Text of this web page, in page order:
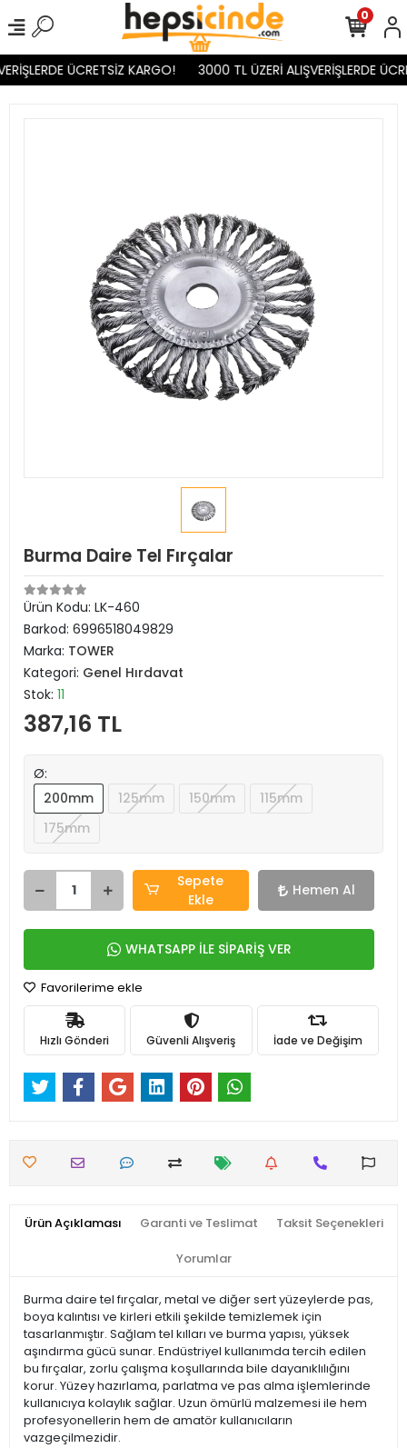
ÜCRETSİZ KARGO! 3000 TL ÜZERİ ALIŞVERİŞLERDE
0
Burma Daire Tel Fırçalar
Ürün Kodu: LK-460
Barkod: 6996518049829
Marka: TOWER
Kategori: Genel Hırdavat
Stok: 11
387,16 TL
Ø:
200mm
125mm 150mm
115mm
175mm
Sepete
Ekle
Hemen Al
WHATSAPP İLE SİPARİŞ VER
Favorilerime ekle
Hızlı Gönderi Güvenli Alışveriş İade ve Değişim
Ürün Açıklaması Garanti ve Teslimat Taksit Seçenekleri
Yorumlar
Burma daire tel fırçalar, metal ve diğer sert yüzeylerde pas,
boya kalıntısı ve kirleri etkili şekilde temizlemek için
tasarlanmıştır. Sağlam tel kılları ve burma yapısı, yüksek
aşındırma gücü sunar. Endüstriyel kullanımda tercih edilen
bu fırçalar, zorlu çalışma koşullarında bile dayanıklılığını
korur. Yüzey hazırlama, parlatma ve pas alma işlemlerinde
kullanıcıya kolaylık sağlar. Uzun ömürlü malzemesi ile hem
profesyonellerin hem de amatör kullanıcıların
vazgeçilmezidir.